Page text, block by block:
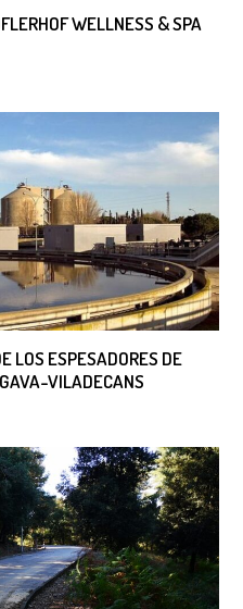
WELLNESS & SPA
LOS ESPESADORES DE
VILADECANS